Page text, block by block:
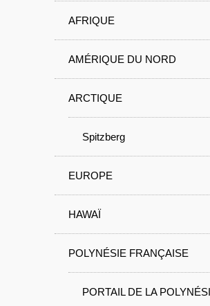
AFRIQUE
AMÉRIQUE DU NORD
ARCTIQUE
Spitzberg
EUROPE
HAWAÏ
POLYNÉSIE FRANÇAISE
PORTAIL DE LA